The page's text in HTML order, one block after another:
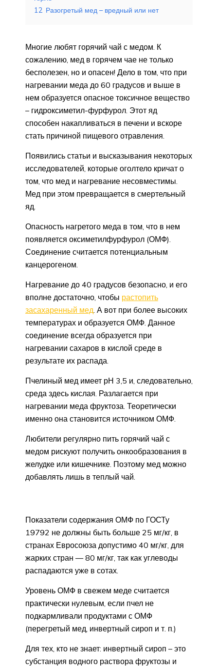
12 Разогретый мед – вредный или нет
Многие любят горячий чай с медом. К
сожалению, мед в горячем чае не только
бесполезен, но и опасен! Дело в том, что при
нагревании меда до 60 градусов и выше в
нем образуется опасное токсичное вещество
– гидроксиметил-фурфурол. Этот яд
способен накапливаться в печени и вскоре
стать причиной пищевого отравления.
Появились статьи и высказывания некоторых
исследователей, которые оголтело кричат о
том, что мед и нагревание несовместимы.
Мед при этом превращается в смертельный
яд.
Опасность нагретого меда в том, что в нем
появляется оксиметилфурфурол (ОМФ).
Соединение считается потенциальным
канцерогеном.
Нагревание до 40 градусов безопасно, и его
вполне достаточно, чтобы растопить
засахаренный мед . А вот при более высоких
температурах и образуется ОМФ. Данное
соединение всегда образуется при
нагревании сахаров в кислой среде в
результате их распада.
Пчелиный мед имеет рН 3,5 и, следовательно,
среда здесь кислая. Разлагается при
нагревании меда фруктоза. Теоретически
именно она становится источником ОМФ.
Любители регулярно пить горячий чай с
медом рискуют получить онкообразования в
желудке или кишечнике. Поэтому мед можно
добавлять лишь в теплый чай.
Показатели содержания ОМФ по ГОСТу
19792 не должны быть больше 25 мг/кг, в
странах Евросоюза допустимо 40 мг/кг, для
жарких стран — 80 мг/кг, так как углеводы
распадаются уже в сотах.
Уровень ОМФ в свежем меде считается
практически нулевым, если пчел не
подкармливали продуктами с ОМФ
(перегретый мед, инвертный сироп и т. п.)
Для тех, кто не знает: инвертный сироп – это
субстанция водного раствора фруктозы и